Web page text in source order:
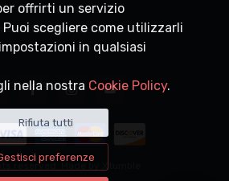
+39 0200704272
reserved. Made by
offrirti un servizio
scegliere come utilizzarli
in qualsiasi
nella nostra Cookie Policy.
Rifiuta tutti
preferenze